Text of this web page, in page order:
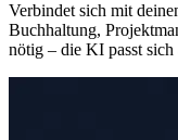
Verbindet sich mit
Buchhaltung,
nötig – die KI passt sich